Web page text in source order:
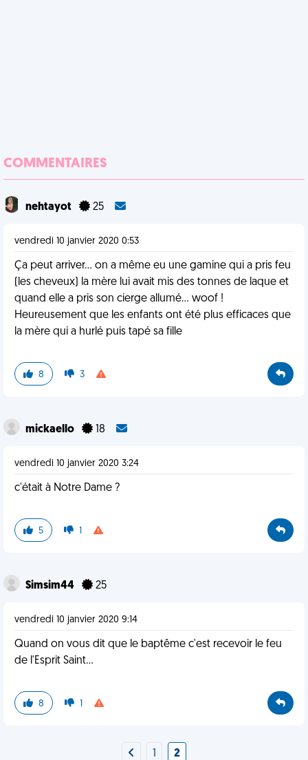
COMMENTAIRES
nehtayot 25
vendredi 10 janvier 2020 0:53
Ça peut arriver... on a même eu une gamine qui a pris feu
(les cheveux) la mère lui avait mis des tonnes de laque et
quand elle a pris son cierge allumé... woof !
Heureusement que les enfants ont été plus efficaces que
la mère qui a hurlé puis tapé sa fille
8 3
mickaello 18
vendredi 10 janvier 2020 3:24
c'était à Notre Dame ?
5 1
Simsim44 25
vendredi 10 janvier 2020 9:14
Quand on vous dit que le baptême c'est recevoir le feu
de l'Esprit Saint...
8 1
2